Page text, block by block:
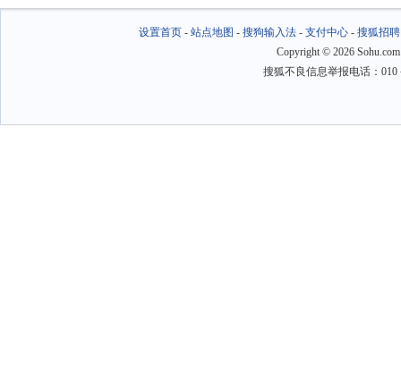
设置首页- 站点地图 - 搜狗输入法- 支付中心- 搜狐招聘
Copyright © 2026
搜狐不良信息举报电话：010